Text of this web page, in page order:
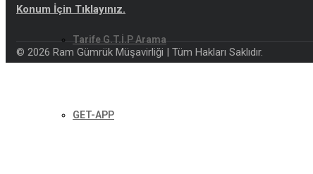
Tarife G.T.İ.P Arama
GET-APP
Konum İçin Tıklayınız.
© 2026 Ram Gümrük Müşavirliği | Tüm Hakları Saklıdır.